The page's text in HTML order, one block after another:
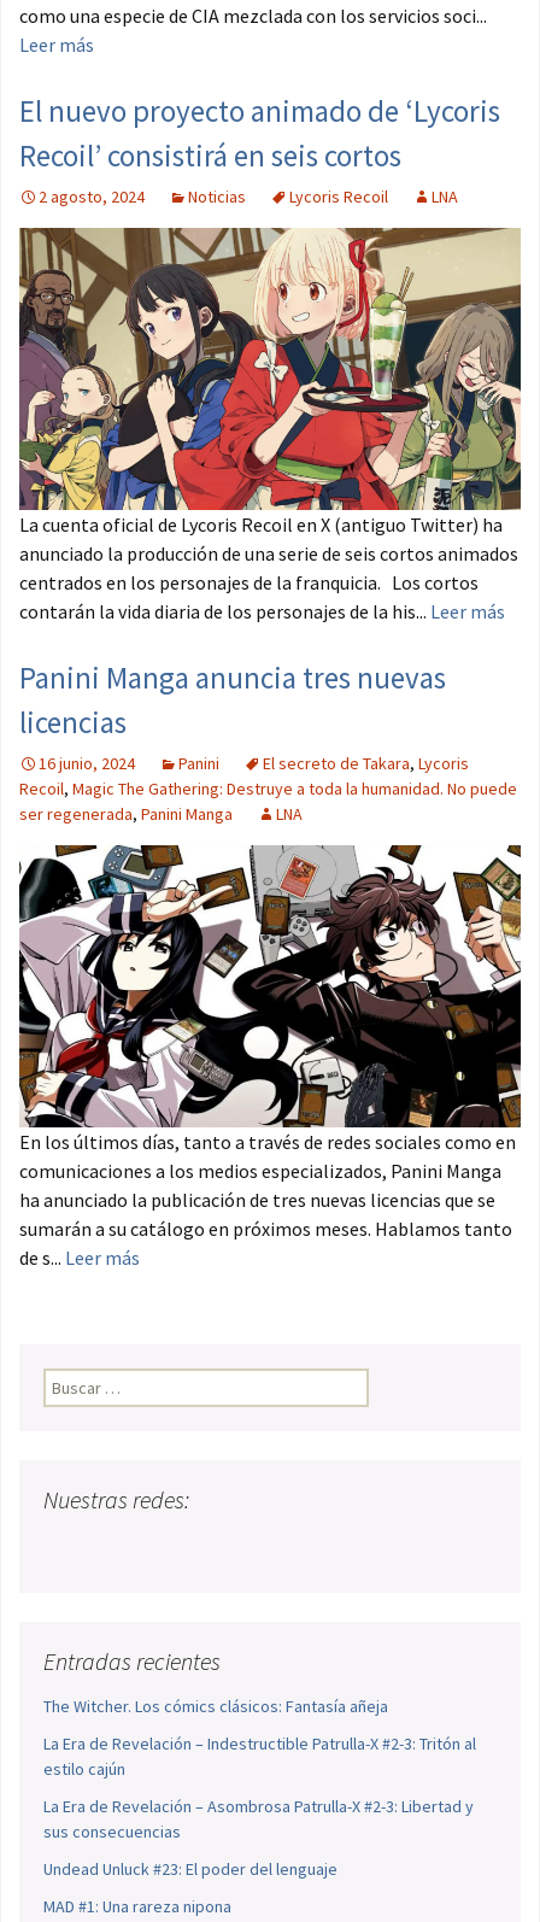
como una especie de CIA mezclada con los servicios soci...
Leer más
El nuevo proyecto animado de ‘Lycoris
Recoil’ consistirá en seis cortos
2 agosto, 2024 Noticias Lycoris Recoil LNA
La cuenta oficial de Lycoris Recoil en X (antiguo Twitter) ha
anunciado la producción de una serie de seis cortos animados
centrados en los personajes de la franquicia. Los cortos
contarán la vida diaria de los personajes de la his... Leer más
Panini Manga anuncia tres nuevas
licencias
16 junio, 2024 Panini El secreto de Takara, Lycoris
Recoil, Magic The Gathering: Destruye a toda la humanidad. No puede
ser regenerada, Panini Manga LNA
En los últimos días, tanto a través de redes sociales como en
comunicaciones a los medios especializados, Panini Manga
ha anunciado la publicación de tres nuevas licencias que se
sumarán a su catálogo en próximos meses. Hablamos tanto
de s... Leer más
Buscar:
Nuestras redes:
Entradas recientes
The Witcher. Los cómics clásicos: Fantasía añeja
La Era de Revelación – Indestructible Patrulla-X #2-3: Tritón al
estilo cajún
La Era de Revelación – Asombrosa Patrulla-X #2-3: Libertad y
sus consecuencias
Undead Unluck #23: El poder del lenguaje
MAD #1: Una rareza nipona